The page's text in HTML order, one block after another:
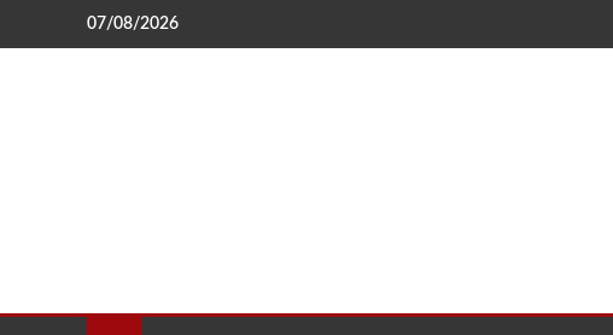
07/08/2026